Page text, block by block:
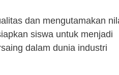
dan mengutamakan
siswa untuk menjadi
dalam dunia industri